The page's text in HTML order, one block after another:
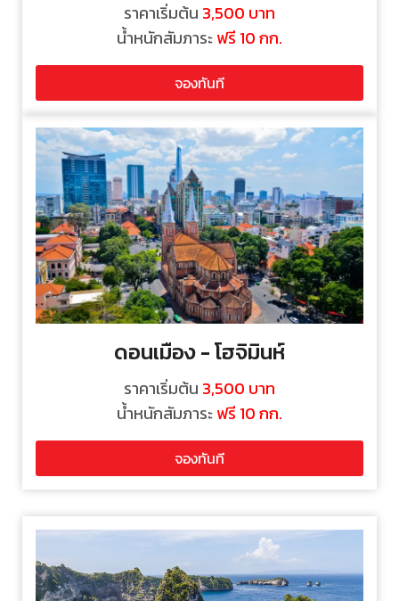
ราคาเริ่มต้น 3,500 บาท
น้ำหนักสัมภาระฟรี 10 กก.
จองทันที
ดอนเมือง - โฮจิมินห์
ราคาเริ่มต้น 3,500 บาท
น้ำหนักสัมภาระฟรี 10 กก.
จองทันที